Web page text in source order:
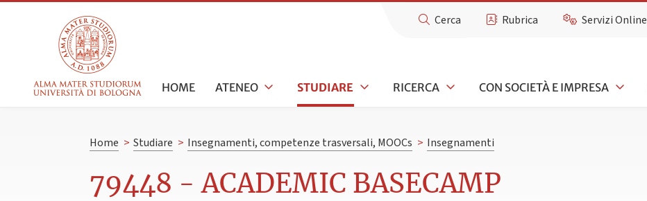
Cerca Rubrica Servizi Online
HOME ATENEO STUDIARE RICERCA CON SOCIETÀ E IMPRESA
Home > Studiare > Insegnamenti, competenze trasversali, MOOCs > Insegnamenti
79448 - ACADEMIC BASECAMP